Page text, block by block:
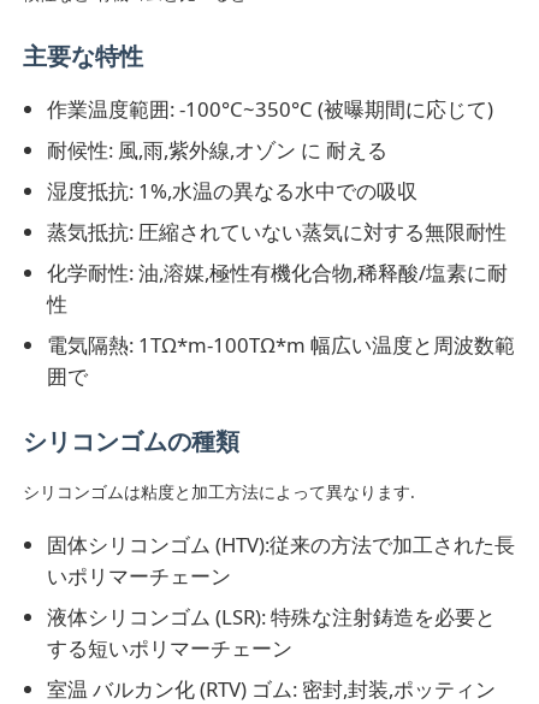
会社案内
品質管理
お問い合わせ
ニュース
すべての場合
見積依頼
シリコン注射型機
LSR 投与システム
主要な特性
作業温度範囲: -100°C~350°C (被曝期間に応じて)
耐候性: 風,雨,紫外線,オゾン に 耐える
湿度抵抗: 1%,水温の異なる水中での吸収
蒸気抵抗: 圧縮されていない蒸気に対する無限耐性
化学耐性: 油,溶媒,極性有機化合物,稀释酸/塩素に耐
性
電気隔熱: 1TΩ*m-100TΩ*m 幅広い温度と周波数範
囲で
シリコンゴムの種類
シリコンゴムは粘度と加工方法によって異なります.
固体シリコンゴム (HTV):従来の方法で加工された長
いポリマーチェーン
液体シリコンゴム (LSR): 特殊な注射鋳造を必要と
する短いポリマーチェーン
室温 バルカン化 (RTV) ゴム: 密封,封装,ポッティン